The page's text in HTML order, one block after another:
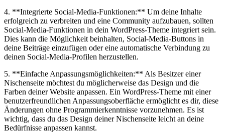
4. **Integrierte Social-Media-Funktionen:** Um deine Inhalte
erfolgreich zu ‍verbreiten und eine Community⁤ aufzubauen,⁣ sollten​
Social-Media-Funktionen in‌ dein WordPress-Theme integriert sein.
Dies kann die Möglichkeit beinhalten, Social-Media-Buttons in
deine Beiträge einzufügen oder eine ⁢automatische​ Verbindung zu
deinen Social-Media-Profilen herzustellen.
5. **Einfache ⁤Anpassungsmöglichkeiten:** Als Besitzer einer ​
Nischenseite möchtest​ du möglicherweise das Design ⁤und die
Farben deiner Website anpassen.⁤ Ein WordPress-Theme mit einer
benutzerfreundlichen Anpassungsoberfläche ermöglicht es dir, diese
Änderungen⁤ ohne Programmierkenntnisse vorzunehmen. ⁤Es ist
wichtig, dass ‌du das ‍Design deiner​ Nischenseite leicht an deine
Bedürfnisse‌ anpassen​ kannst.